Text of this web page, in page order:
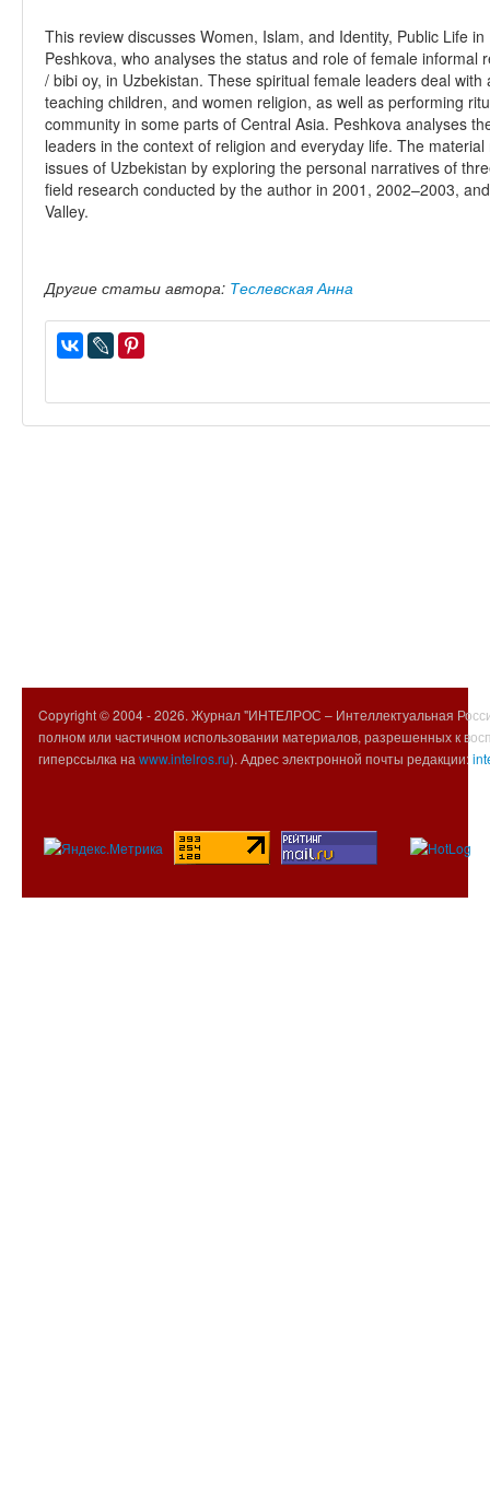
This review discusses Women, Islam, and Identity, Public Life
Peshkova, who analyses the status and role of female informal
/ bibi oy, in Uzbekistan. These spiritual female leaders deal
teaching children, and women religion, as well as performing
community in some parts of Central Asia. Peshkova analyses
leaders in the context of religion and everyday life. The
issues of Uzbekistan by exploring the personal narratives of
field research conducted by the author in 2001, 2002–2003,
Valley.
Другие статьи автора: Теслевская Анна
Copyright © 2004 -2026. Журнал "ИНТЕЛРОС – Интеллектуальная
полном или частичном использовании материалов, разрешенных к
гиперссылка на www.intelros.ru). Адрес электронной почты редакции: